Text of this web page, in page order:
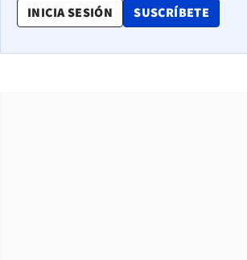
INICIA SESIÓN SUSCRÍBETE
OPENS IN NEW